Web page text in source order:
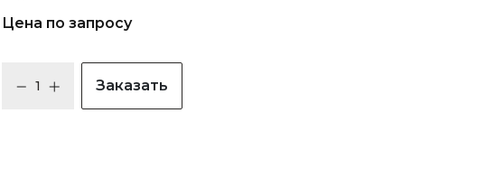
Цена по запросу
Заказать